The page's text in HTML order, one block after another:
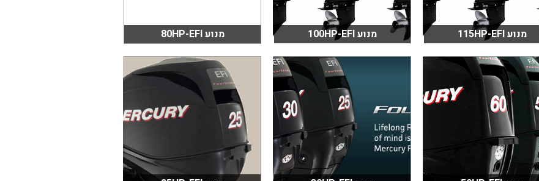
מנוע 115HP-EFI מנוע 100HP-EFI מנוע 80HP-EFI